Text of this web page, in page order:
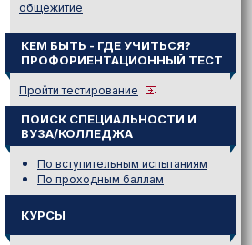
общежитие
КЕМ БЫТЬ - ГДЕ УЧИТЬСЯ?
ПРОФОРИЕНТАЦИОННЫЙ ТЕСТ
Пройти тестирование
ПОИСК СПЕЦИАЛЬНОСТИ И
ВУЗА/КОЛЛЕДЖА
По вступительным испытаниям
По проходным баллам
КУРСЫ